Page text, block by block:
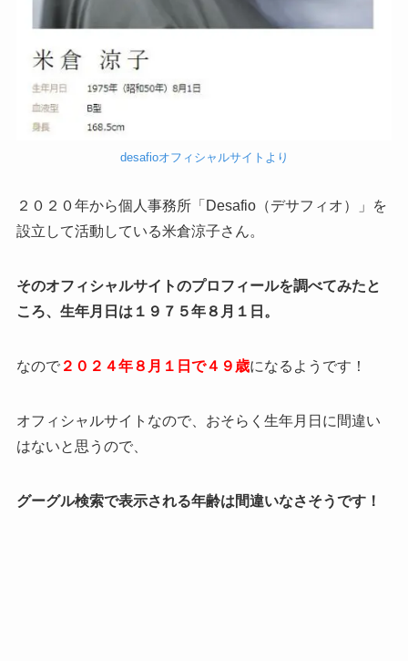
desafioオフィシャルサイトより
２０２０年から個人事務所「Desafio（デサフィオ）」を
設立して活動している米倉涼子さん。
そのオフィシャルサイトのプロフィールを調べてみたと
ころ、生年月日は１９７５年８月１日。
なので２０２４年８月１日で４９歳になるようです！
オフィシャルサイトなので、おそらく生年月日に間違い
はないと思うので、
グーグル検索で表示される年齢は間違いなさそうです！